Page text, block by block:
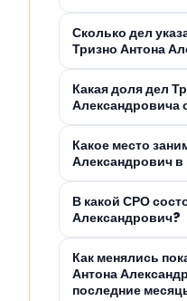
Сколько дел
Тризно Антона
Какая доля дел
Александровича
Какое место
Александрович в
В какой СРО
Александрович?
Как менялись
Антона
последние